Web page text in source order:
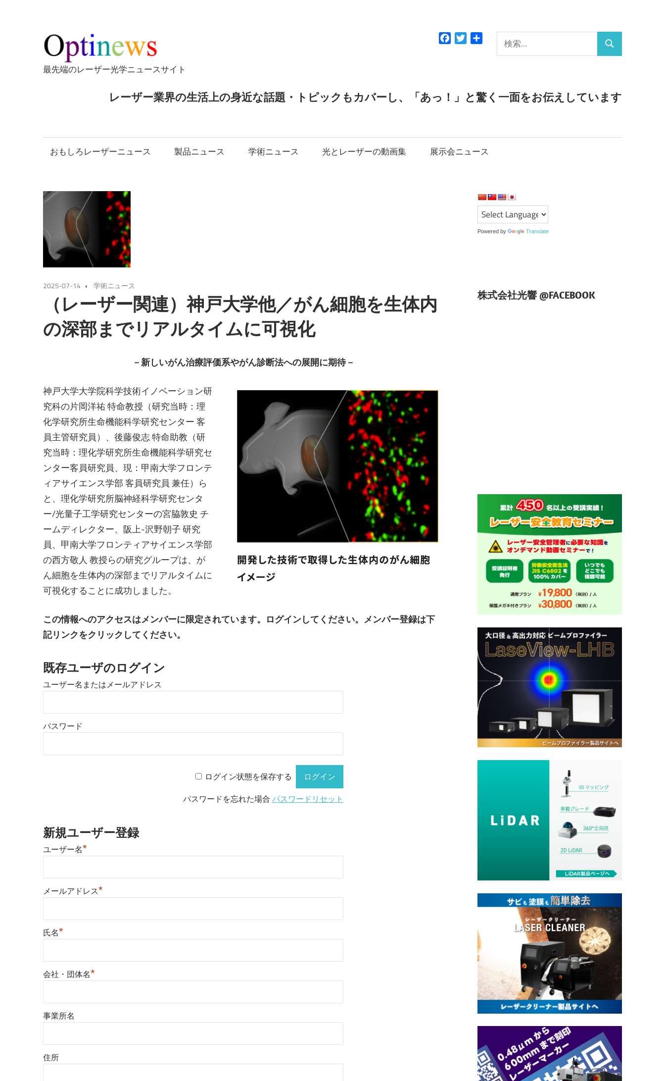
テ
ン
ツ
プ
最先端のレーザー光学ニュースサイト
索:
検
Facebook
Twitter
レーザー業界の生活上の身近な話題・トピックもカバーし、「あっ！」と驚く一面をお伝えしています
おもしろレーザーニュース 製品ニュース 学術ニュース 光とレーザーの動画集 展示会ニュース
2025-07-14 学術ニュース
（レーザー関連）神戸大学他／がん細胞を生体内
の深部までリアルタイムに可視化
－新しいがん治療評価系やがん診断法への展開に期待－
神戸大学大学院科学技術イノベーション研
究科の片岡洋祐 特命教授（研究当時：理
化学研究所生命機能科学研究センター 客
員主管研究員）、後藤俊志 特命助教（研
究当時：理化学研究所生命機能科学研究セ
ンター客員研究員、現：甲南大学フロンテ
ィアサイエンス学部 客員研究員 兼任）ら
と、理化学研究所脳神経科学研究センタ
ー/光量子工学研究センターの宮脇敦史 チ
ームディレクター、阪上-沢野朝子 研究
員、甲南大学フロンティアサイエンス学部
の西方敬人 教授らの研究グループは、が
ん細胞を生体内の深部までリアルタイムに
可視化することに成功しました。
この情報へのアクセスはメンバーに限定されています。ログインしてください。メンバー登録は下
記リンクをクリックしてください。
既存ユーザのログイン
ユーザー名またはメールアドレス
パスワード
ログイン状態を保存する
パスワードを忘れた場合パスワードリセット
新規ユーザー登録
ユーザー名*
メールアドレス*
氏名*
会社・団体名*
事業所名
住所
Powered by Translate
株式会社光響 @FACEBOOK